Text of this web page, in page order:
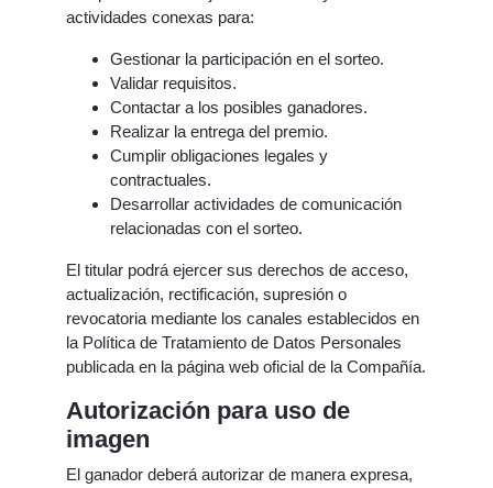
actividades conexas para:
Gestionar la participación en el sorteo.
Validar requisitos.
Contactar a los posibles ganadores.
Realizar la entrega del premio.
Cumplir obligaciones legales y
contractuales.
Desarrollar actividades de comunicación
relacionadas con el sorteo.
El titular podrá ejercer sus derechos de acceso,
actualización, rectificación, supresión o
revocatoria mediante los canales establecidos en
la Política de Tratamiento de Datos Personales
publicada en la página web oficial de la Compañía.
Autorización para uso de
imagen
El ganador deberá autorizar de manera expresa,